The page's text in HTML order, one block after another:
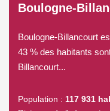
Boulogne-
Boulogne-Billancourt
43 % des habitants
Billancourt...
Population : 117 931